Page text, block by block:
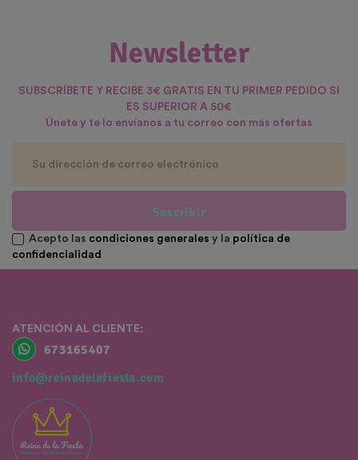
Newsletter
SUBSCRÍBETE Y RECIBE 3€ GRATIS EN TU PRIMER PEDIDO SI
ES SUPERIOR A 50€
Únete y te lo envíanos a tu correo con más ofertas
Suscribir
Acepto las condiciones generales y la política de
confidencialidad
ATENCIÓN AL CLIENTE:
673165407
info@reinadelafiesta.com